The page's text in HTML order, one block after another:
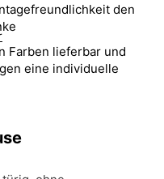
den
Farben lieferbar und
eine individuelle